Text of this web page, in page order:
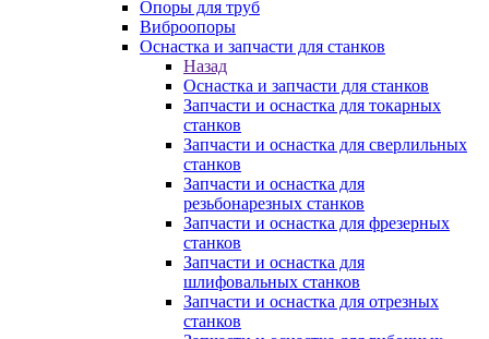
Опоры для труб
Виброопоры
Оснастка и запчасти для станков
Назад
Оснастка и запчасти для станков
Запчасти и оснастка для токарных
станков
Запчасти и оснастка для сверлильных
станков
Запчасти и оснастка для
резьбонарезных станков
Запчасти и оснастка для фрезерных
станков
Запчасти и оснастка для
шлифовальных станков
Запчасти и оснастка для отрезных
станков